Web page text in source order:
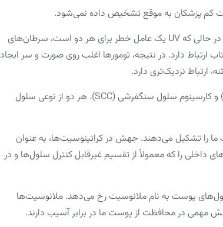
کم پزشکان به موقع تشخیص داده نمی‌شود.
از سوی دیگر ملانوما و سرطان‌های غیرملانومایی تفاوت‌های مهمی با هم دارند. در حالی که UV یک عامل خطر برای هر دو است، سرطان‌های
ارتباط دارد. در نتیجه، تومور‌ها اغلب روی صورت و سر ایجاد
ارتباط نزدیک‌تری دارد.
دو نوع اصلی سرطان‌های غیرملانومایی وجود دارد: کارسینوم سلول بازال (BCC) و کارسینوم سلول سنگفرشی (SCC). هر دو از نوعی سلول
ما را تشکیل می‌دهند. جهش در کراتینوسیت‌ها، به عنوان
داخلی را که معمولاً از تقسیم غیرقابل کنترل سلول‌ها و در
پوست به نام ملانوسیت رخ می‌دهد. ملانوسیت‌ها
نقش مهمی در محافظت از پوست ما در برابر آسیب دارند.